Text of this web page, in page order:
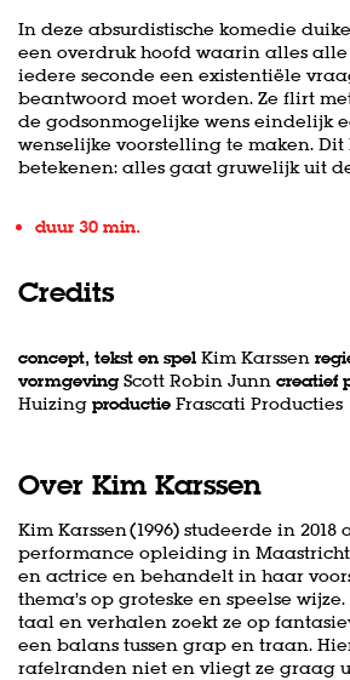
In deze absurdistische komedie
een overdruk hoofd waarin alles
iedere seconde een existentiële
beantwoord moet worden. Ze flirt
de godsonmogelijke wens eindelijk
wenselijke voorstelling te maken.
betekenen: alles gaat gruwelijk uit
duur 30 min.
Credits
concept, tekst en spel Kim Karssen
vormgeving Scott Robin Junn creatief
Huizing productie Frascati Producties
Over Kim Karssen
Kim Karssen (1996) studeerde in 2018
performance opleiding in
en actrice en behandelt in haar
thema’s op groteske en speelse
taal en verhalen zoekt ze op
een balans tussen grap en traan.
rafelranden niet en vliegt ze graag